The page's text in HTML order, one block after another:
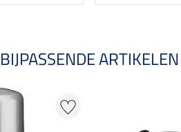
BIJPASSENDE ARTIKELEN